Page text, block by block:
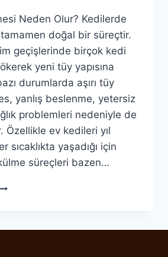
Neden Olur? Kedilerde
doğal bir süreçtir.
geçişlerinde birçok kedi
yeni tüy yapısına
durumlarda aşırı tüy
yanlış beslenme, yetersiz
problemleri nedeniyle de
Özellikle ev kedileri yıl
sıcaklıkta yaşadığı için
süreçleri bazen…
KEDI